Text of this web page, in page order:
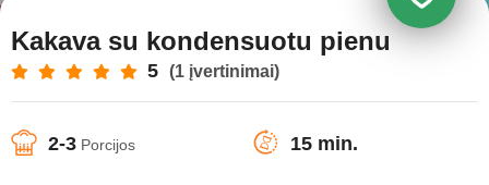
Kakava su kondensuotu pienu
5 (1 įvertinimai)
2-3 Porcijos 15 min.